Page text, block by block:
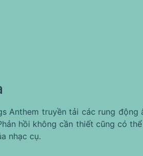
Anthem truyền tải các rung
hồi không cần thiết cũng có
nhạc cụ.